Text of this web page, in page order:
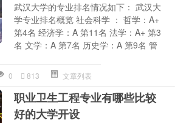
武汉大学的专业排名情况如下： 武汉大
学专业排名概览 社会科学 ： 哲学：A+
第4名 经济学：A 第11名 法学：A+ 第3
名 文学：A 第7名 历史学：A 第9名 管
0 813 文章列表
职业卫生工程专业有哪些比较
好的大学开设